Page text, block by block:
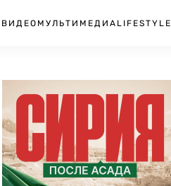
ВИДЕО МУЛЬТИМЕДИА LIFESTYLE